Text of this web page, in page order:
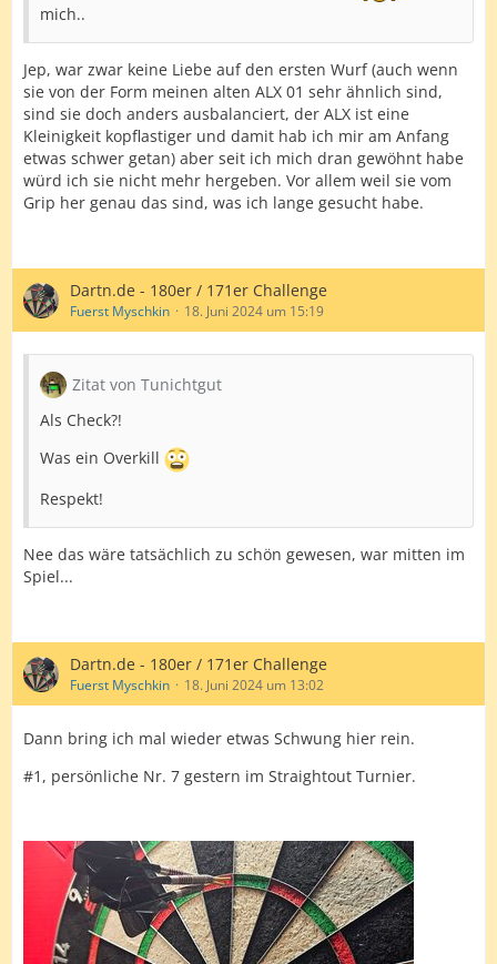
mich..
Jep, war zwar keine Liebe auf den ersten Wurf (auch wenn
sie von der Form meinen alten ALX 01 sehr ähnlich sind,
sind sie doch anders ausbalanciert, der ALX ist eine
Kleinigkeit kopflastiger und damit hab ich mir am Anfang
etwas schwer getan) aber seit ich mich dran gewöhnt habe
würd ich sie nicht mehr hergeben. Vor allem weil sie vom
Grip her genau das sind, was ich lange gesucht habe.
Dartn.de - 180er / 171er Challenge
Fuerst Myschkin 18. Juni 2024 um 15:19
Zitat von Tunichtgut
Als Check?!
Was ein Overkill
Respekt!
Nee das wäre tatsächlich zu schön gewesen, war mitten im
Spiel...
Dartn.de - 180er / 171er Challenge
Fuerst Myschkin 18. Juni 2024 um 13:02
Dann bring ich mal wieder etwas Schwung hier rein.
#1, persönliche Nr. 7 gestern im Straightout Turnier.